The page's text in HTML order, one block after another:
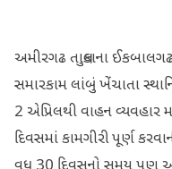
અમીરગઢ તાલુકાના
સમારકામ લાંબું ખેંચાતા
2 એપ્રિલથી વાહન
દિવસમાં કામગીરી પૂર્ણ